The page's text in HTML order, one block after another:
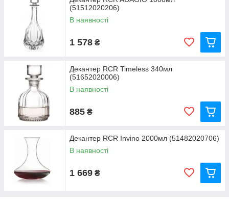
(51512020206)
В наявності
1 578 ₴
Декантер RCR Timeless 340мл
(51652020006)
В наявності
885 ₴
Декантер RCR Invino 2000мл (51482020706)
В наявності
1 669 ₴